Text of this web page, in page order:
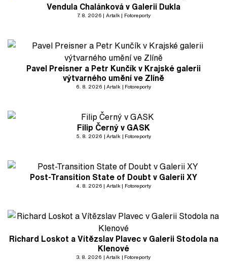
Vendula Chalánková v Galerii Dukla
7. 8. 2026 Artalk Fotoreporty
Pavel Preisner a Petr Kunčík v Krajské galerii
výtvarného umění ve Zlíně
6. 8. 2026 Artalk Fotoreporty
Filip Černý v GASK
5. 8. 2026 Artalk Fotoreporty
Post-Transition State of Doubt v Galerii XY
4. 8. 2026 Artalk Fotoreporty
Richard Loskot a Vítězslav Plavec v Galerii Stodola na
Klenové
3. 8. 2026 Artalk Fotoreporty